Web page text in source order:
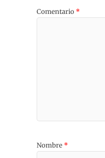
Comentario *
Nombre *